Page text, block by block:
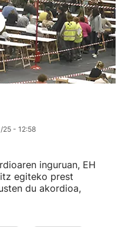
- 12:58
inguruan, EH
egiteko prest
du akordioa,